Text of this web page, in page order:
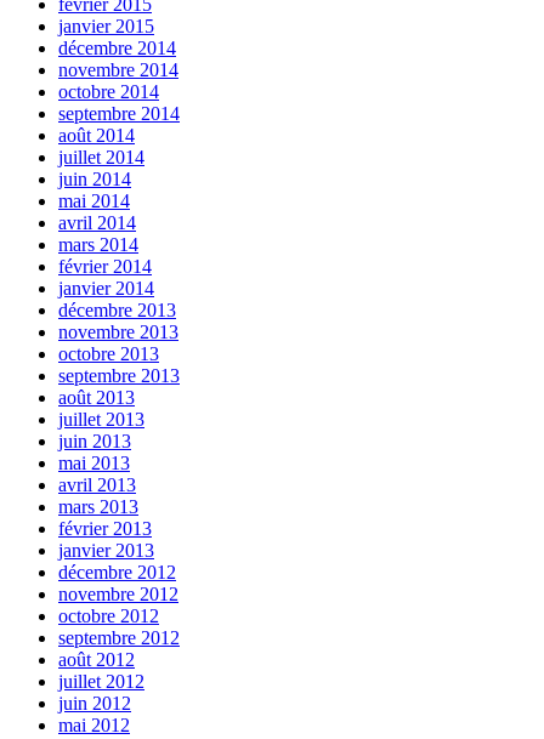
janvier 2015
décembre 2014
novembre 2014
octobre 2014
septembre 2014
août 2014
juillet 2014
juin 2014
mai 2014
avril 2014
mars 2014
février 2014
janvier 2014
décembre 2013
novembre 2013
octobre 2013
septembre 2013
août 2013
juillet 2013
juin 2013
mai 2013
avril 2013
mars 2013
février 2013
janvier 2013
décembre 2012
novembre 2012
octobre 2012
septembre 2012
août 2012
juillet 2012
juin 2012
mai 2012